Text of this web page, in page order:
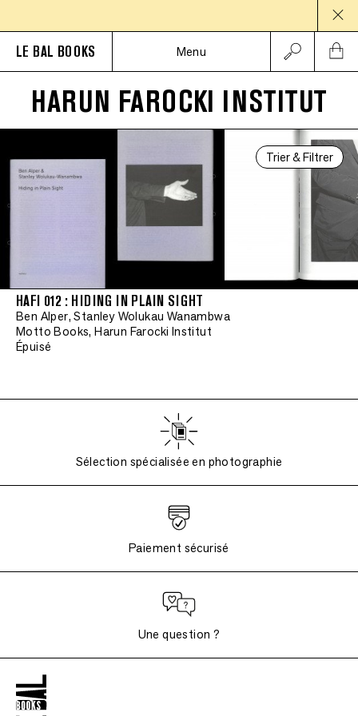
LE BAL BOOKS Menu
HARUN FAROCKI INSTITUT
Trier & Filtrer
HAFI 012 : HIDING IN PLAIN SIGHT
Ben Alper, Stanley Wolukau Wanambwa
Motto Books, Harun Farocki Institut
Épuisé
Sélection spécialisée en photographie
Paiement sécurisé
Une question ?